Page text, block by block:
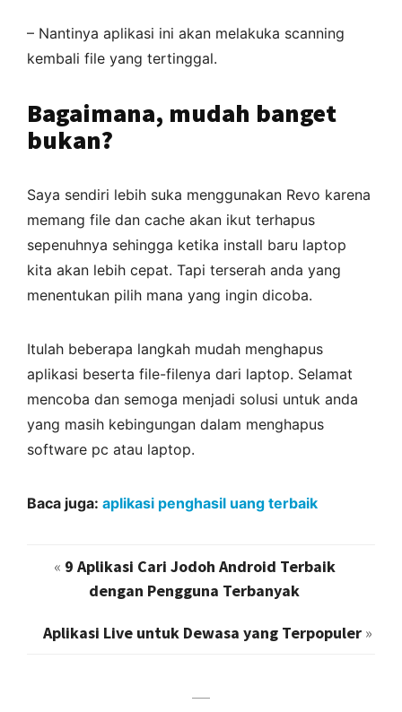
– Nantinya aplikasi ini akan melakuka scanning
kembali file yang tertinggal.
Bagaimana, mudah banget
bukan?
Saya sendiri lebih suka menggunakan Revo karena
memang file dan cache akan ikut terhapus
sepenuhnya sehingga ketika install baru laptop
kita akan lebih cepat. Tapi terserah anda yang
menentukan pilih mana yang ingin dicoba.
Itulah beberapa langkah mudah menghapus
aplikasi beserta file-filenya dari laptop. Selamat
mencoba dan semoga menjadi solusi untuk anda
yang masih kebingungan dalam menghapus
software pc atau laptop.
Baca juga: aplikasi penghasil uang terbaik
« 9 Aplikasi Cari Jodoh Android Terbaik
dengan Pengguna Terbanyak
Aplikasi Live untuk Dewasa yang Terpopuler »